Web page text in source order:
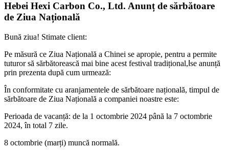
Hebei Hexi Carbon Co., Ltd. Anunț de sărbătoare
de Ziua Națională
Bună ziua! Stimate client:
Pe măsură ce Ziua Națională a Chinei se apropie, pentru a permite
tuturor să sărbătorească mai bine acest festival tradițional, se anunță
prin prezenta după cum urmează:
În conformitate cu aranjamentele de sărbătoare națională, timpul de
sărbătoare de Ziua Națională a companiei noastre este:
Perioada de vacanță: de la 1 octombrie 2024 până la 7 octombrie
2024, în total 7 zile.
8 octombrie (marți) muncă normală.